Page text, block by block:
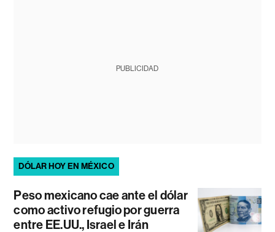
PUBLICIDAD
DÓLAR HOY EN MÉXICO
Peso mexicano cae ante el dólar
como activo refugio por guerra
entre EE.UU., Israel e Irán